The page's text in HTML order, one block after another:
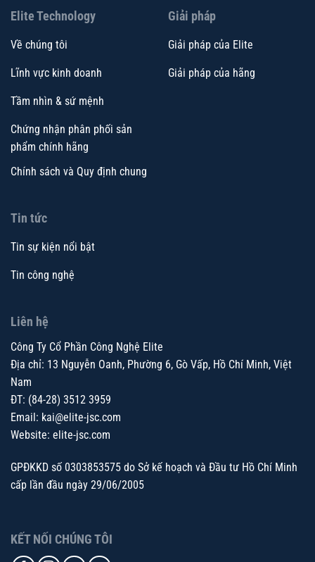
Elite Technology
Về chúng tôi
Lĩnh vực kinh doanh
Tầm nhìn & sứ mệnh
Chứng nhận phân phối sản
phẩm chính hãng
Chính sách và Quy định chung
Giải pháp
Giải pháp của Elite
Giải pháp của hãng
Tin tức
Tin sự kiện nổi bật
Tin công nghệ
Liên hệ
Công Ty Cổ Phần Công Nghệ Elite
Địa chỉ: 13 Nguyễn Oanh, Phường 6, Gò Vấp, Hồ Chí Minh, Việt
Nam
ĐT: (84-28) 3512 3959
Email: kai@elite-jsc.com
Website: elite-jsc.com
GPĐKKD số 0303853575 do Sở kế hoạch và Đầu tư Hồ Chí Minh
cấp lần đầu ngày 29/06/2005
KẾT NỐI CHÚNG TÔI